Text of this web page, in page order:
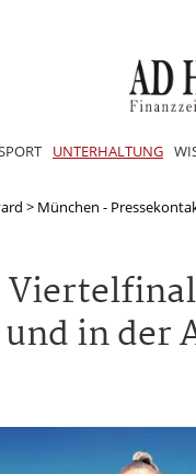
UNTERHALTUNG
> München -
in der